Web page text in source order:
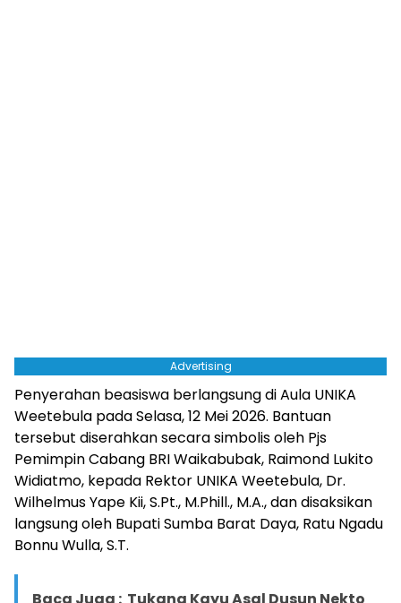
Advertising
Penyerahan beasiswa berlangsung di Aula UNIKA
Weetebula pada Selasa, 12 Mei 2026. Bantuan
tersebut diserahkan secara simbolis oleh Pjs
Pemimpin Cabang BRI Waikabubak, Raimond Lukito
Widiatmo, kepada Rektor UNIKA Weetebula, Dr.
Wilhelmus Yape Kii, S.Pt., M.Phill., M.A., dan disaksikan
langsung oleh Bupati Sumba Barat Daya, Ratu Ngadu
Bonnu Wulla, S.T.